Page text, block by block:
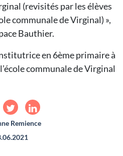
(revisités par les élèves
communale de Virginal) »,
Bauthier.
en 6ème primaire à
l’école communale de Virginal
Remience